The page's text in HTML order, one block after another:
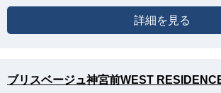
詳細を見る
ブリスベージュ神宮前WEST